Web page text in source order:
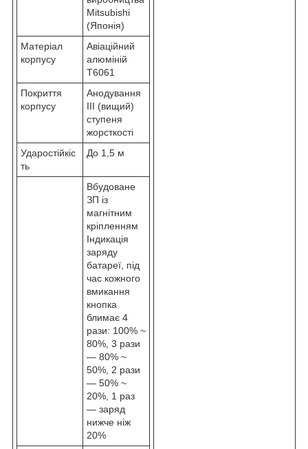
Mitsubishi
(Японія)
Матеріал
корпусу
Авіаційний
алюміній
T6061
Покриття
корпусу
Анодування
III (вищий)
ступеня
жорсткості
Ударостійкіс
ть
До 1,5 м
Вбудоване
ЗП із
магнітним
кріпленням
Індикація
заряду
батареї, під
час кожного
вмикання
кнопка
блимає 4
рази: 100% ~
80%, 3 рази
— 80% ~
50%, 2 рази
— 50% ~
20%, 1 раз
— заряд
нижче ніж
20%